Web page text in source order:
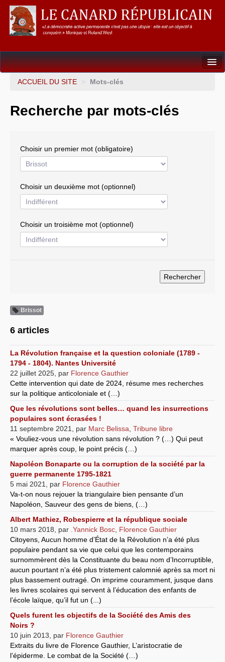
Dossiers
Gouvernance mondiale & mondialisation
Résistances
Systèmes & société sous contrôle
ACCUEIL DU SITE > Mots-clés
Recherche par mots-clés
Choisir un premier mot (obligatoire)
Choisir un deuxième mot (optionnel)
Choisir un troisième mot (optionnel)
Brissot
6 articles
La Révolution française et la question coloniale (1789 -
1794 - 1804). Nantes Université
22 juillet 2025 par Florence Gauthier
Cette intervention qui date de 2024, résume mes recherches
sur la politique anticoloniale et (…)
Que les révolutions sont belles… quand les insurrections
populaires sont écrasées !
11 septembre 2021
par Marc Belissa Tribune libre
« Vouliez-vous une révolution sans révolution ? (…) Qui peut
marquer après coup, le point précis (…)
Napoléon Bonaparte ou la corruption de la société par la
guerre permanente 1795-1821
5 mai 2021
par Florence Gauthier
Va-t-on nous rejouer la triangulaire bien pensante d’un
Napoléon, Sauveur des gens de biens, (…)
Albert Mathiez, Robespierre et la république sociale
10 mars 2018
par .Yannick Bosc Florence Gauthier
Citoyens, Aucun homme d’État de la Révolution n’a été plus
populaire pendant sa vie que celui que les contemporains
surnommèrent dès la Constituante du beau nom d’Incorruptible,
aucun pourtant n’a été plus tristement calomnié après sa mort ni
plus bassement outragé. On imprime couramment, jusque dans
les livres scolaires qui servent à l’éducation des enfants de
l’école laïque, qu’il fut un (...)
Quels furent les objectifs de la Société des Amis des
Noirs ?
10 juin 2013
par Florence Gauthier
Extraits du livre de Florence Gauthier, L’aristocratie de
l’épiderme. Le combat de la Société (…)